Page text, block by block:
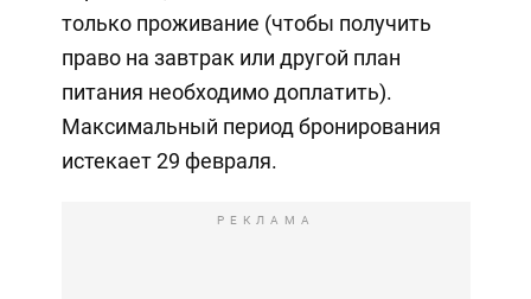
только проживание (чтобы получить
право на завтрак или другой план
питания необходимо доплатить).
Максимальный период бронирования
истекает 29 февраля.
РЕКЛАМА